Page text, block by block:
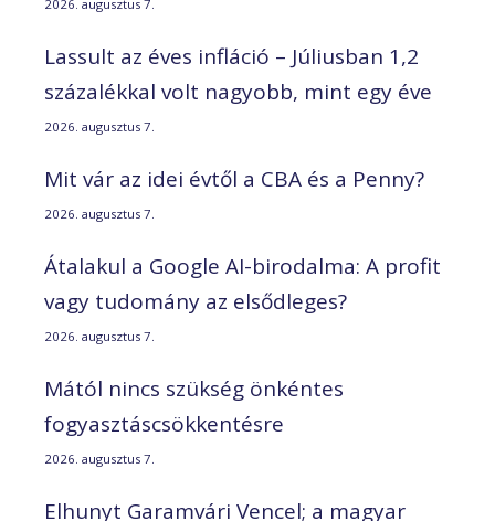
2026. augusztus 7.
Lassult az éves infláció – Júliusban 1,2
százalékkal volt nagyobb, mint egy éve
2026. augusztus 7.
Mit vár az idei évtől a CBA és a Penny?
2026. augusztus 7.
Átalakul a Google AI-birodalma: A profit
vagy tudomány az elsődleges?
2026. augusztus 7.
Mától nincs szükség önkéntes
fogyasztáscsökkentésre
2026. augusztus 7.
Elhunyt Garamvári Vencel; a magyar